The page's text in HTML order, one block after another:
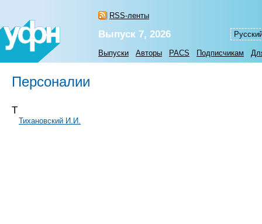
RSS-ленты
Выпуск 7, 2026
Выпуски Авторы PACS Подписчикам
Персоналии
Т
Тихановский И.И.